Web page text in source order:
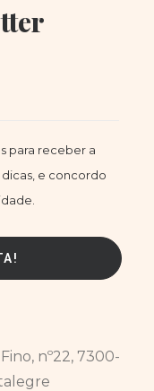
para receber a
e concordo
nº22, 7300-